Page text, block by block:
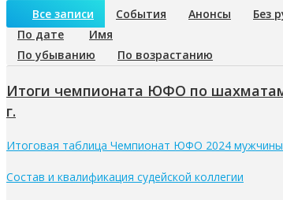
Все записи События Анонсы Без
По дате
Имя
По убыванию
По возрастанию
Итоги чемпионата ЮФО по
г.
Итоговая таблица Чемпионат ЮФО 2024 мужчины
Состав и квалификация судейской коллегии